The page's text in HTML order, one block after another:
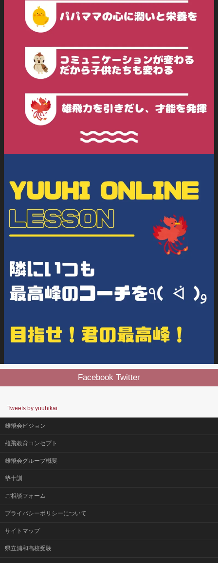
Facebook Twitter
Tweets by yuuhikai
雄飛会ビジョン
雄飛教育コンセプト
雄飛会グループ概要
塾十訓
ご相談フォーム
プライバシーポリシーについて
サイトマップ
県立浦和高校受験